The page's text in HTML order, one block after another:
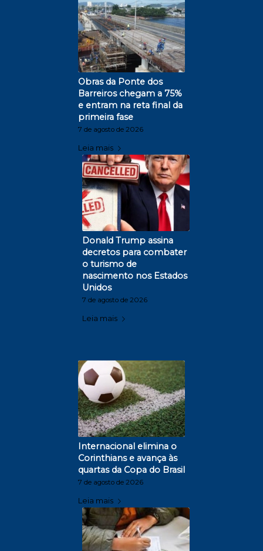
Obras da Ponte dos
Barreiros chegam a 75%
e entram na reta final da
primeira fase
7 de agosto de 2026
Leia mais
Donald Trump assina
decretos para combater
o turismo de
nascimento nos Estados
Unidos
7 de agosto de 2026
Leia mais
Internacional elimina o
Corinthians e avança às
quartas da Copa do Brasil
7 de agosto de 2026
Leia mais